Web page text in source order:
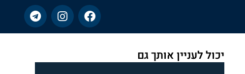
יכול לעניין אותך גם